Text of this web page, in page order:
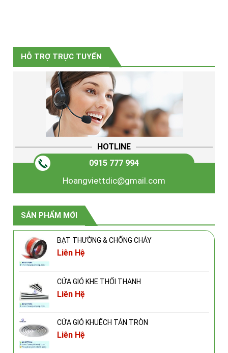
HỖ TRỢ TRỰC TUYẾN
HOTLINE
0915 777 994
Hoangviettdic@gmail.com
SẢN PHẨM MỚI
BẠT THƯỜNG & CHỐNG CHÁY
Liên Hệ
CỬA GIÓ KHE THỔI THANH
Liên Hệ
CỬA GIÓ KHUẾCH TÁN TRÒN
Liên Hệ